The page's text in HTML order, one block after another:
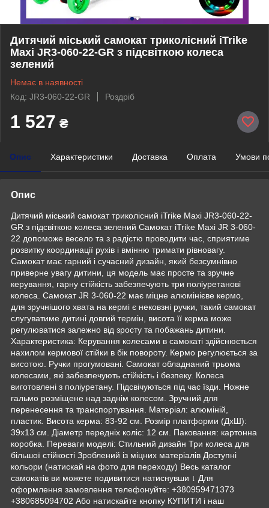
Дитячий міський самокат триколісний iTrike
Maxi JR3-060-22-GR з підсвіткою колеса
зелений
Немає в наявності
Код: JR3-060-22-GR
Роздріб
1 527 ₴
Опис Характеристики Доставка Оплата Умови
Опис
Дитячий міський самокат триколісний iTrike Maxi JR3-060-22-
GR з підсвіткою колеса зелений Самокат iTrike Maxi JR 3-060-
22 допоможе весело та з радістю проводити час, сприятиме
розвитку координації рухів і вмінню тримати рівновагу.
Самокат має гарний і сучасний дизайн, який безсумнівно
приверне увагу дитини, ця модель має просте та зручне
керування, гарну стійкість забезпечують три поліуретанові
колеса. Самокат JR 3-060-22 має міцне алюмінієве кермо,
для зручнішого хвата на кермі є нековзні ручки, такий самокат
слугуватиме дитині довгий термін, висота її керма може
регулюватися залежно від зросту та побажань дитини.
Характеристика: Керування колесами в самокаті здійснюється
нахилом кермової стійки в бік повороту. Кермо регулюється за
висотою. Ручки прогумовані. Самокат обладнаний трьома
колесами, які забезпечують стійкість і безпеку. Колеса
виготовлені з поліуретану. Підсвічуються під час їзди. Ножне
гальмо розміщене над заднім колесом. Зручний для
перенесення та транспортування. Матеріал: алюміній,
пластик. Висота керма: 83-92 см. Розмір платформи (ДхШ):
39х13 см. Діаметр передніх коліс: 12 см. Паковання: картонна
коробка. Переваги моделі: Стильний дизайн Три колеса для
більшої стійкості Зроблений із міцних матеріалів Доступні
кольори (натискай на фото для переходу) Весь каталог
самокатів ви можете подивитися натиснувши ↓ Для
оформлення замовлення телефонуйте: +380959471373
+380685094702 Або натискайте кнопку КУПИТИ і наш